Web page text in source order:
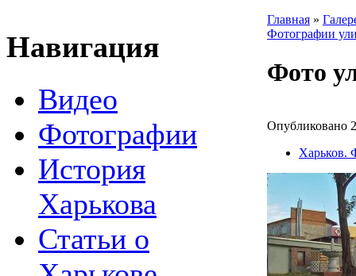
Навигация
Видео
Фотографии
История
Харькова
Статьи о
Главная »
Фотографии
Фото
Опубликовано
Харьков.